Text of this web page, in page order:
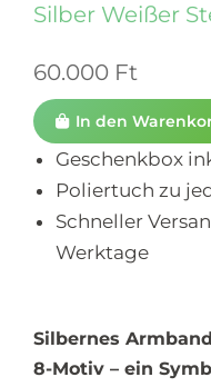
Silber Weißer
60.000 Ft
In den
Geschenkbox
Poliertuch zu
Schneller
Werktage
Silbernes
8-Motiv – ein